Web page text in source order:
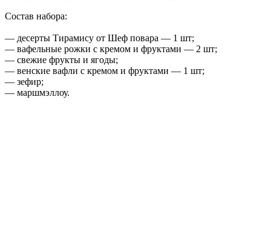
Состав набора:
— десерты Тирамису от Шеф повара — 1 шт;
— вафельные рожки с кремом и фруктами — 2 шт;
— свежие фрукты и ягоды;
— венские вафли с кремом и фруктами — 1 шт;
— зефир;
— маршмэллоу.